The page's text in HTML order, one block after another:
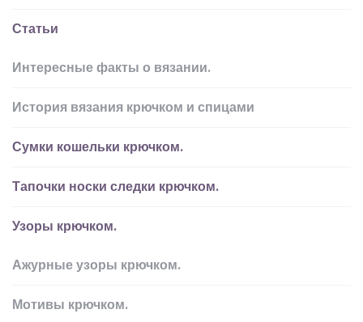
Статьи
Интересные факты о вязании.
История вязания крючком и спицами
Сумки кошельки крючком.
Тапочки носки следки крючком.
Узоры крючком.
Ажурные узоры крючком.
Мотивы крючком.